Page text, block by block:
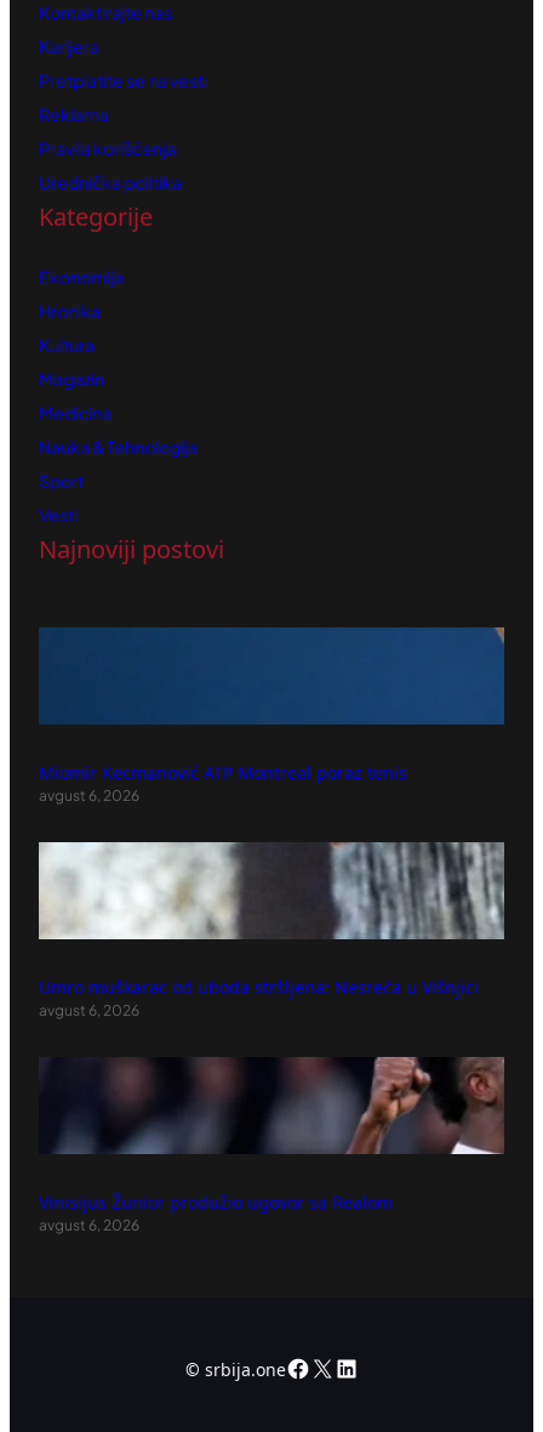
Kontaktirajte nas
Karijera
Pretplatite se na vesti
Reklama
Pravila korišćenja
Urednička politika
Kategorije
Ekonomija
Hronika
Kultura
Magazin
Medicina
Nauka & Tehnologija
Sport
Vesti
Najnoviji postovi
Miomir Kecmanović ATP Montreal poraz tenis
avgust 6, 2026
Umro muškarac od uboda stršljena: Nesreća u Višnjici
avgust 6, 2026
Vinisijus Žunior produžio ugovor sa Realom
avgust 6, 2026
© srbija.oneFacebook
X LinkedIn